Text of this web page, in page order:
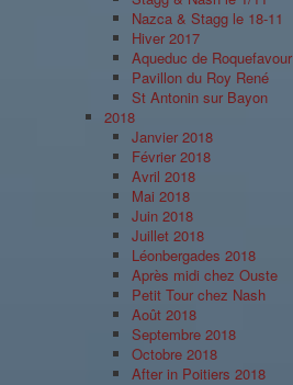
Nazca & Stagg le 18-11
Hiver 2017
Aqueduc de Roquefavour
Pavillon du Roy René
St Antonin sur Bayon
2018
Janvier 2018
Février 2018
Avril 2018
Mai 2018
Juin 2018
Juillet 2018
Léonbergades 2018
Après midi chez Ouste
Petit Tour chez Nash
Août 2018
Septembre 2018
Octobre 2018
After in Poitiers 2018